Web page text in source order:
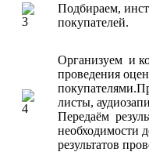
Подбираем,
покупателей.
Организуем и
проведения
листы,
Передаём
необходимости
результатов